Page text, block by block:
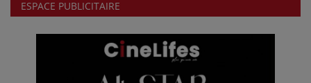
ESPACE PUBLICITAIRE